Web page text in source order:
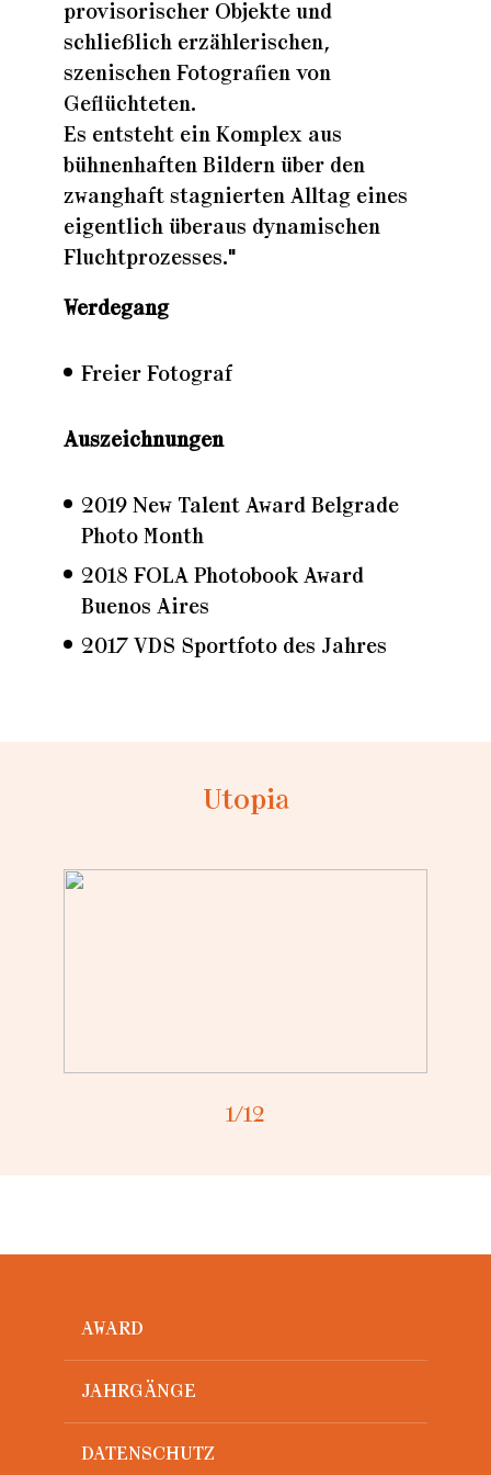
provisorischer Objekte und
schließlich erzählerischen,
szenischen Fotografien von
Geflüchteten.
Es entsteht ein Komplex aus
bühnenhaften Bildern über den
zwanghaft stagnierten Alltag eines
eigentlich überaus dynamischen
Fluchtprozesses."
Werdegang
Freier Fotograf
Auszeichnungen
2019 New Talent Award Belgrade
Photo Month
2018 FOLA Photobook Award
Buenos Aires
2017 VDS Sportfoto des Jahres
Utopia
1/12
AWARD
JAHRGÄNGE
DATENSCHUTZ